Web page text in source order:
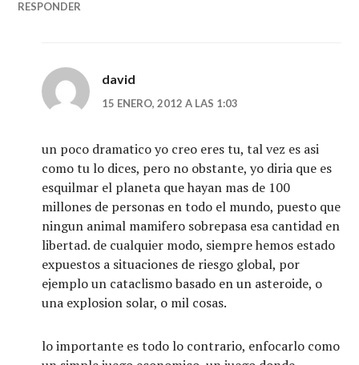
RESPONDER
david
15 ENERO, 2012 A LAS 1:03
un poco dramatico yo creo eres tu, tal vez es asi
como tu lo dices, pero no obstante, yo diria que es
esquilmar el planeta que hayan mas de 100
millones de personas en todo el mundo, puesto que
ningun animal mamifero sobrepasa esa cantidad en
libertad. de cualquier modo, siempre hemos estado
expuestos a situaciones de riesgo global, por
ejemplo un cataclismo basado en un asteroide, o
una explosion solar, o mil cosas.
lo importante es todo lo contrario, enfocarlo como